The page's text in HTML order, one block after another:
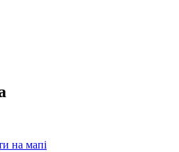
на мапі